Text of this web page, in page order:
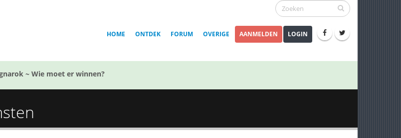
HOME ONTDEK FORUM OVERIGE AANMELDEN LOGIN
~ Wie moet er winnen?